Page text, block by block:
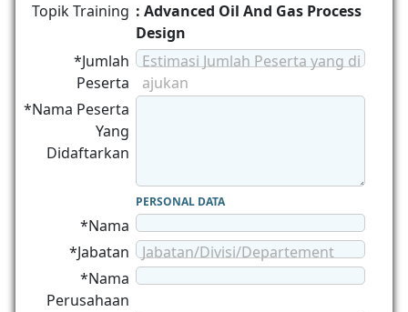
Topik Training : Advanced Oil And Gas Process
Design
*Jumlah
Peserta
Estimasi Jumlah Peserta yang di
ajukan
*Nama Peserta
Yang
Didaftarkan
PERSONAL DATA
*Nama
*Jabatan
Jabatan/Divisi/Departement
*Nama
Perusahaan